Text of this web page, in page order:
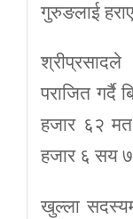
गुरुङलाई
पराजित गर्दै
हजार ६२
हजार ६ सय
खुल्ला